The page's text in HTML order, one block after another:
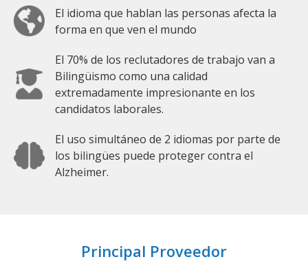
El idioma que hablan las personas afecta la
forma en que ven el mundo
El 70% de los reclutadores de trabajo van a
Bilingüismo como una calidad
extremadamente impresionante en los
candidatos laborales.
El uso simultáneo de 2 idiomas por parte de
los bilingües puede proteger contra el
Alzheimer.
Principal Proveedor